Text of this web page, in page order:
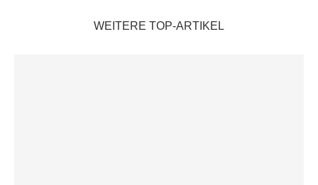
WEITERE TOP-ARTIKEL